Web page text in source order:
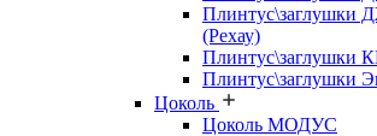
(Рехау)
Плинтус\заглушки
Плинтус\заглушки
Цоколь
Цоколь МОДУС